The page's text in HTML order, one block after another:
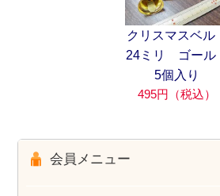
クリスマスベ
24ミリ ゴール
5個入り
495円（税込）
会員メニュー